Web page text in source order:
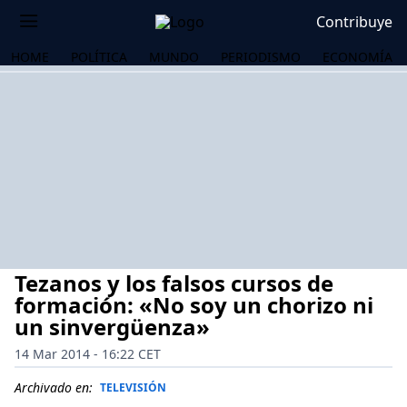
Contribuye
HOME POLÍTICA MUNDO PERIODISMO ECONOMÍA
Tezanos y los falsos cursos de
formación: «No soy un chorizo ni
un sinvergüenza»
14 Mar 2014 - 16:22 CET
Archivado en: TELEVISIÓN